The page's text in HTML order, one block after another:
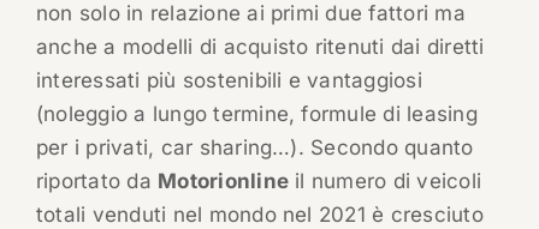
non solo in relazione ai primi due fattori ma
anche a modelli di acquisto ritenuti dai diretti
interessati più sostenibili e vantaggiosi
(noleggio a lungo termine, formule di leasing
per i privati, car sharing…). Secondo quanto
riportato da Motorionline il numero di veicoli
totali venduti nel mondo nel 2021 è cresciuto